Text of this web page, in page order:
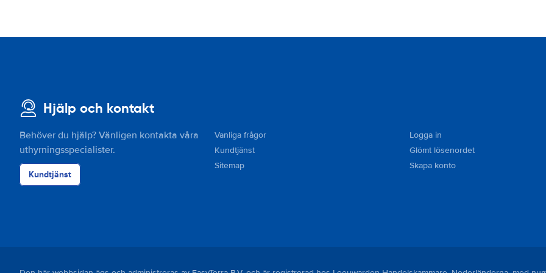
Hjälp och kontakt
Behöver du hjälp? Vänligen kontakta våra
uthyrningsspecialister.
Kundtjänst
Vanliga frågor
Kundtjänst
Sitemap
Logga in
Glömt lösenordet
Skapa konto